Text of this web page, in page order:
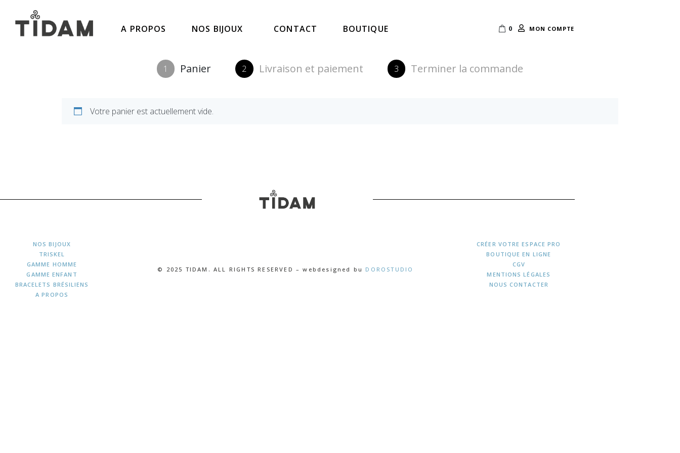
A PROPOS NOS BIJOUX CONTACT BOUTIQUE 0 MON COMPTE
1 Panier 2 Livraison et paiement 3 Terminer la commande
Votre panier est actuellement vide.
NOS BIJOUX
TRISKEL
GAMME HOMME
GAMME ENFANT
BRACELETS BRÉSILIENS
A PROPOS
© 2025 TIDAM. ALL RIGHTS RESERVED – webdesigned bu DOROSTUDIO
CRÉER VOTRE ESPACE PRO
BOUTIQUE EN LIGNE
CGV
MENTIONS LÉGALES
NOUS CONTACTER